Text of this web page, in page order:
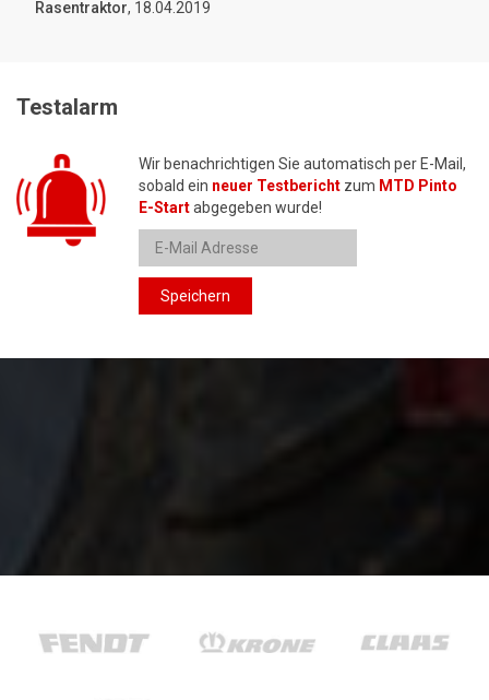
Rasentraktor, 18.04.2019
Testalarm
Wir benachrichtigen Sie automatisch per E-Mail,
sobald ein neuer Testbericht zum MTD Pinto
E-Startabgegeben wurde!
Speichern